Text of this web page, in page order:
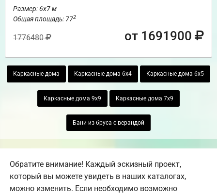
Размер: 6х7 м
Общая площадь: 772
1776480 от 1691900
Каркасные дома Каркасные дома 6х4 Каркасные дома 6х5
Каркасные дома 9х9 Каркасные дома 7х9
Бани из бруса с верандой
Обратите внимание! Каждый эскизный проект,
который вы можете увидеть в наших каталогах,
можно изменить. Если необходимо возможно